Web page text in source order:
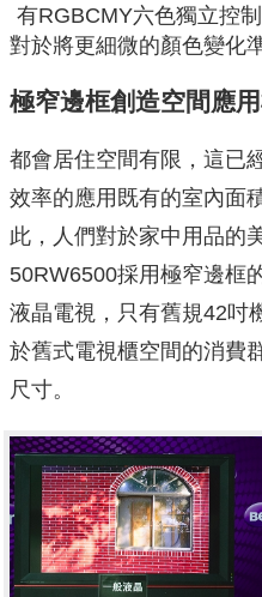
有RGBCMY六色獨立控
對於將更細微的顏色變化
極窄邊框創造空間應
都會居住空間有限，這已
效率的應用既有的室內面
此，人們對於家中用品的
50RW6500採用極窄邊框
液晶電視，只有舊規42吋
於舊式電視櫃空間的消費
尺寸。